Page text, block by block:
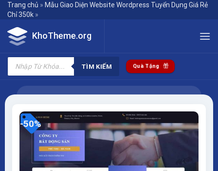
Skip
content
Trang chủ » Mẫu Giao Diện Website Wordpress Tuyển Dụng Giá Rẻ
Chỉ 350k »
KhoTheme.org
Tìm
kiếm
phẩm
TÌM KIẾM Quà Tặng
-50%